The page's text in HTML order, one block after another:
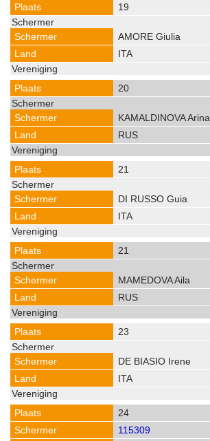
19
AMORE Giulia
ITA
20
KAMALDINOVA Arina
RUS
21
DI RUSSO Guia
ITA
21
MAMEDOVA Aila
RUS
23
DE BIASIO Irene
ITA
24
115309